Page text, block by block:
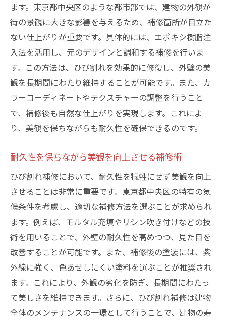
ます。東京都中央区のような都市部では、建物の外観が
街の景観に大きな影響を与えるため、補修箇所が目立た
ない仕上がりが重要です。具体的には、エポキシ樹脂注
入法を活用し、元のデザインと調和する補修を行いま
す。この方法は、ひび割れを効果的に修復し、外壁の美
観を長期間にわたり維持することが可能です。また、カ
ラーコーディネートやテクスチャーの調整を行うこと
で、補修後も自然な仕上がりを実現します。これによ
り、美観を保ちながらも耐久性を確保できるのです。
耐久性を保ちながら美観を向上させる補修術
ひび割れ補修において、耐久性を犠牲にせず美観を向上
させることは非常に重要です。東京都中央区の特有の気
候条件を考慮し、適切な補修方法を選ぶことが求められ
ます。例えば、モルタル充填やリシン吹き付けなどの技
術を用いることで、外壁の耐久性を高めつつ、見た目を
改善することが可能です。また、補修後の塗装には、紫
外線に強く、色あせしにくい塗料を選ぶことが推奨され
ます。これにより、外観の劣化を防ぎ、長期間にわたっ
て美しさを維持できます。さらに、ひび割れ補修は建物
全体のメンテナンスの一環として行うことで、建物の寿